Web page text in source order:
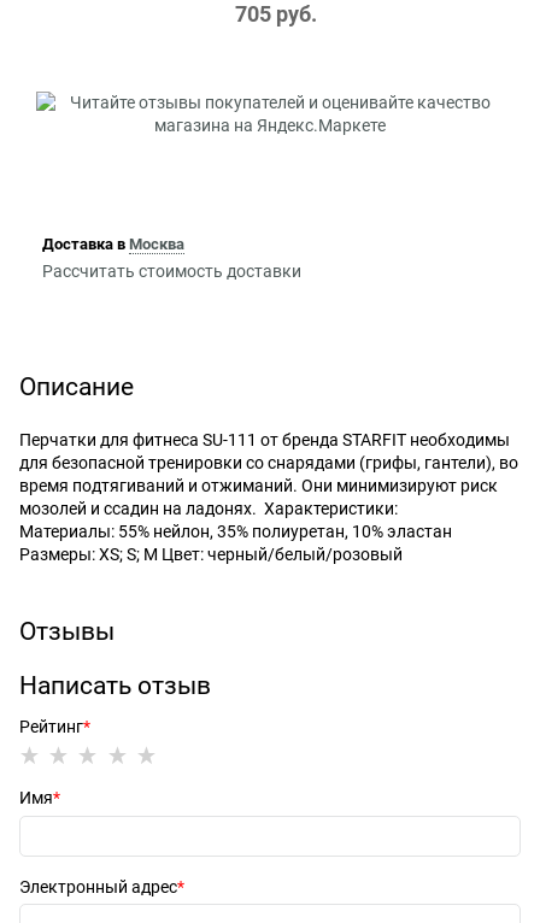
705 руб.
Доставка в Москва
Рассчитать стоимость доставки
Описание
Перчатки для фитнеса SU-111 от бренда STARFIT необходимы
для безопасной тренировки со снарядами (грифы, гантели), во
время подтягиваний и отжиманий. Они минимизируют риск
мозолей и ссадин на ладонях. Характеристики:
Материалы: 55% нейлон, 35% полиуретан, 10% эластан
Размеры: XS; S; M Цвет: черный/белый/розовый
Отзывы
Написать отзыв
Рейтинг
Имя
Электронный адрес